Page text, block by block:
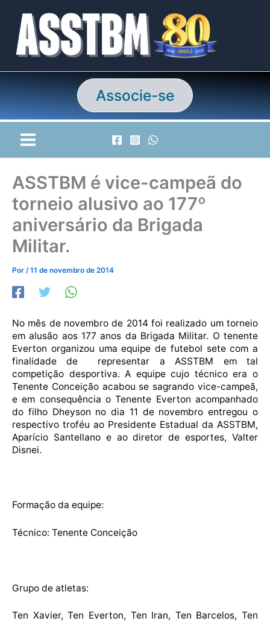
conteúdo
Associe-se
ASSTBM é vice-campeã do
torneio alusivo ao 177º
aniversário da Brigada
Militar.
Por /11 de novembro de 2014
No mês de novembro de 2014 foi realizado um torneio
em alusão aos 177 anos da Brigada Militar. O tenente
Everton organizou uma equipe de futebol sete com a
finalidade de representar a ASSTBM em tal
competição desportiva. A equipe cujo técnico era o
Tenente Conceição acabou se sagrando vice-campeã,
e em consequência o Tenente Everton acompanhado
do filho Dheyson no dia 11 de novembro entregou o
respectivo troféu ao Presidente Estadual da ASSTBM,
Aparício Santellano e ao diretor de esportes, Valter
Disnei.
Formação da equipe:
Técnico: Tenente Conceição
Grupo de atletas:
Ten Xavier, Ten Everton, Ten Iran, Ten Barcelos, Ten